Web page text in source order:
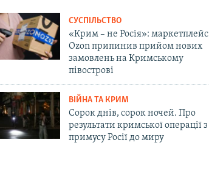
СУСПІЛЬСТВО
«Крим – не Росія»: маркетплейс
Ozon припинив прийом нових
замовлень на Кримському
півострові
ВІЙНА ТА КРИМ
Сорок днів, сорок ночей. Про
результати кримської операції з
примусу Росії до миру